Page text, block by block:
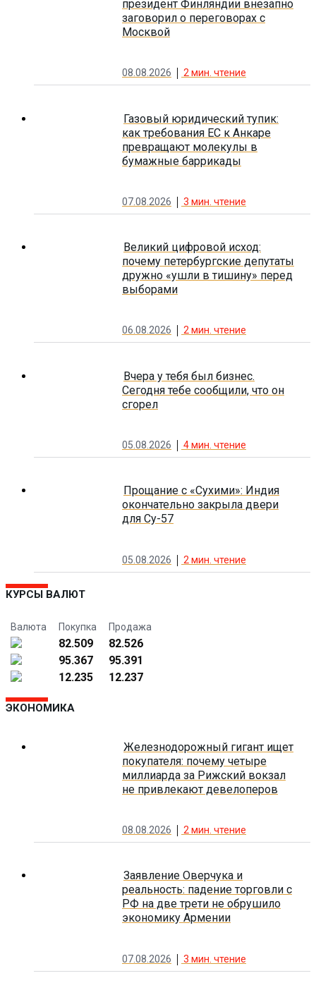
президент Финляндии внезапно
заговорил о переговорах с
Москвой
08.08.2026 2мин. чтение
Газовый юридический тупик:
как требования ЕС к Анкаре
превращают молекулы в
бумажные баррикады
07.08.2026 3 мин. чтение
Великий цифровой исход:
почему петербургские депутаты
дружно «ушли в тишину» перед
выборами
06.08.2026 2мин. чтение
Вчера у тебя был бизнес.
Сегодня тебе сообщили, что он
сгорел
05.08.2026 4мин. чтение
Прощание с «Сухими»: Индия
окончательно закрыла двери
для Су-57
05.08.2026 2 мин. чтение
КУРСЫ ВАЛЮТ
Валюта Покупка Продажа
82.509
82.526
95.367
95.391
12.235
12.237
ЭКОНОМИКА
Железнодорожный гигант ищет
покупателя: почему четыре
миллиарда за Рижский вокзал
не привлекают девелоперов
08.08.2026 2 мин. чтение
Заявление Оверчука и
реальность: падение торговли с
РФ на две трети не обрушило
экономику Армении
07.08.2026 3 мин. чтение